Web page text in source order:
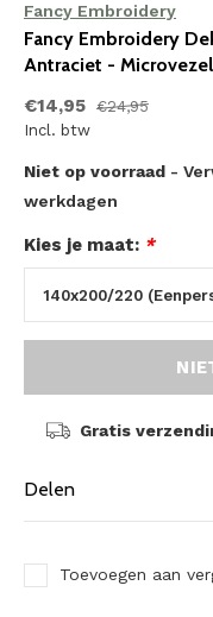
Fancy Embroidery
Fancy Embroidery
Antraciet - Microvezel
€14,95 €24,95
Incl. btw
Niet op voorraad -
werkdagen
Kies je maat: *
Gratis
Delen
Toevoegen aan